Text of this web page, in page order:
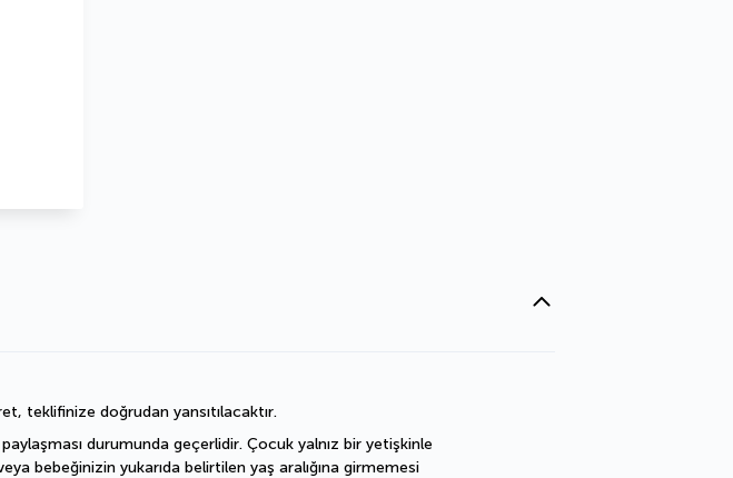
teklifinize doğrudan yansıtılacaktır.
durumunda geçerlidir. Çocuk yalnız bir yetişkinle
bebeğinizin yukarıda belirtilen yaş aralığına girmemesi